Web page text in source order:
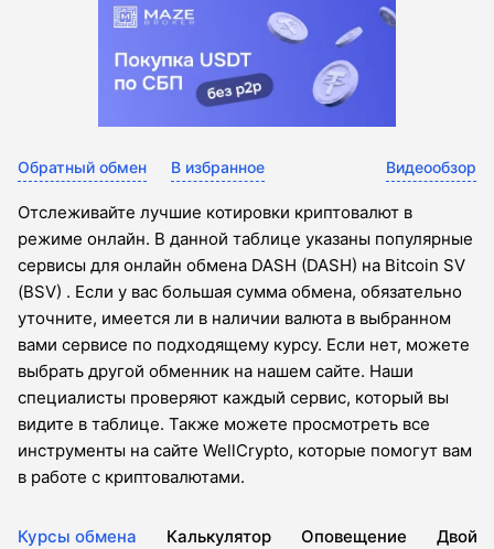
Обратный обмен В избранное Видеообзор
Отслеживайте лучшие котировки криптовалют в
режиме онлайн. В данной таблице указаны популярные
сервисы для онлайн обмена DASH (DASH) на Bitcoin SV
(BSV) . Если у вас большая сумма обмена, обязательно
уточните, имеется ли в наличии валюта в выбранном
вами сервисе по подходящему курсу. Если нет, можете
выбрать другой обменник на нашем сайте. Наши
специалисты проверяют каждый сервис, который вы
видите в таблице. Также можете просмотреть все
инструменты на сайте WellCrypto, которые помогут вам
в работе с криптовалютами.
Курсы обмена Калькулятор Оповещение